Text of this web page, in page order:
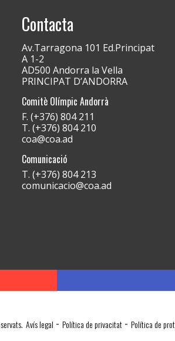
Contacta
Av.Tarragona 101 Ed.Principat
A 1-2
AD500 Andorra la Vella
PRINCIPAT D’ANDORRA
Comitè Olímpic Andorrà
F. (+376) 804 211
T. (+376) 804 210
coa@coa.ad
Comunicació
T. (+376) 804 213
comunicacio@coa.ad
Avís legal - Política de privacitat - Política de